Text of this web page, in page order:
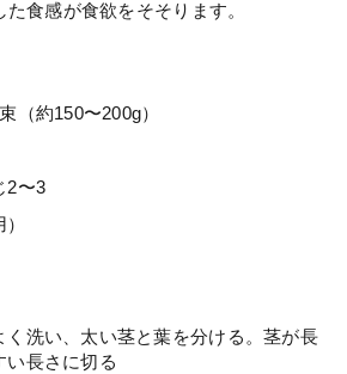
食感が食欲をそそります。
約150〜200g）
2〜3
く洗い、太い茎と葉を分ける。茎が長
い長さに切る